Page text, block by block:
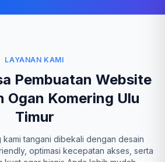
LAYANAN KAMI
Pembuatan Website
Ogan Komering Ulu
Timur
tangani dibekali dengan desain
optimasi kecepatan akses, serta